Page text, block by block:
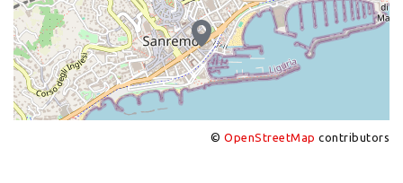
© OpenStreetMap contributors